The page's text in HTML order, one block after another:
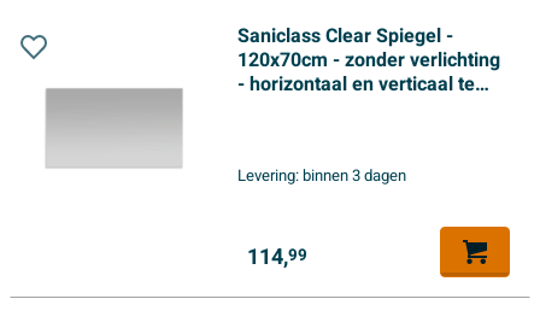
Saniclass Clear Spiegel -
120x70cm - zonder verlichting
- horizontaal en verticaal te
Levering:binnen 3 dagen
114,99